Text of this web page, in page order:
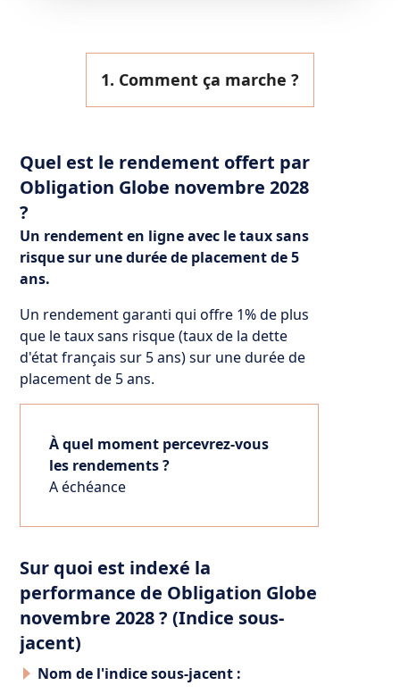
1. Comment ça marche ?
Quel est le rendement offert par
Obligation Globe novembre 2028
?
Un rendement en ligne avec le taux sans
risque sur une durée de placement de 5
ans.
Un rendement garanti qui offre 1% de plus
que le taux sans risque (taux de la dette
d'état français sur 5 ans) sur une durée de
placement de 5 ans.
À quel moment percevrez-vous
les rendements ?
A échéance
Sur quoi est indexé la
performance de Obligation Globe
novembre 2028 ? (Indice sous-
jacent)
Nom de l'indice sous-jacent :